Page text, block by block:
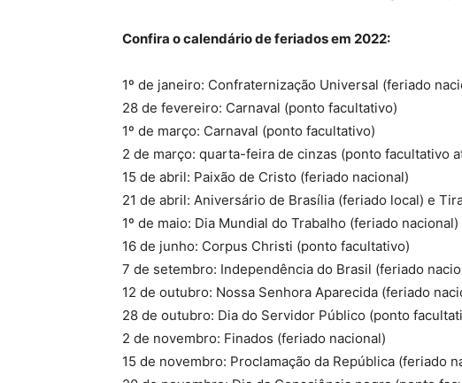
Confira o calendário de feriados em 2022:
1º de janeiro: Confraternização Universal (feriado
28 de fevereiro: Carnaval (ponto facultativo)
1º de março: Carnaval (ponto facultativo)
2 de março: quarta-feira de cinzas (ponto facultativo
15 de abril: Paixão de Cristo (feriado nacional)
21 de abril: Aniversário de Brasília (feriado local) e
1º de maio: Dia Mundial do Trabalho (feriado nacional)
16 de junho: Corpus Christi (ponto facultativo)
7 de setembro: Independência do Brasil (feriado
12 de outubro: Nossa Senhora Aparecida (feriado
28 de outubro: Dia do Servidor Público (ponto
2 de novembro: Finados (feriado nacional)
15 de novembro: Proclamação da República (feriado